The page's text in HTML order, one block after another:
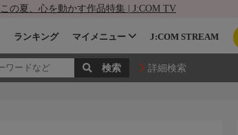
この夏、心を動かす作品特集 | J:COM TV
ランキング マイメニュー J:COM STREAM
詳細検索